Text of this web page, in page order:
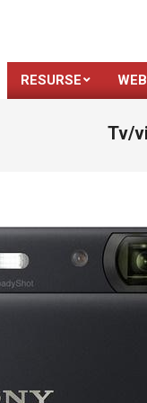
RESURSE
Tv/